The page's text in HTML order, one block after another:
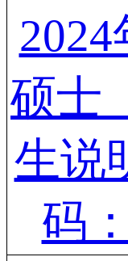
硕士
生说
码